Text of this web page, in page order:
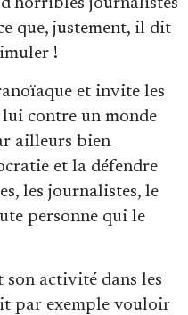
que, justement, il dit
!
et invite les
contre un monde
ailleurs bien
et la défendre
les journalistes, le
personne qui le
son activité dans les
par exemple vouloir